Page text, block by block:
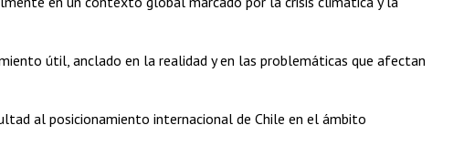
útil, anclado en la realidad y en las problemáticas que afectan
al posicionamiento internacional de Chile en el ámbito